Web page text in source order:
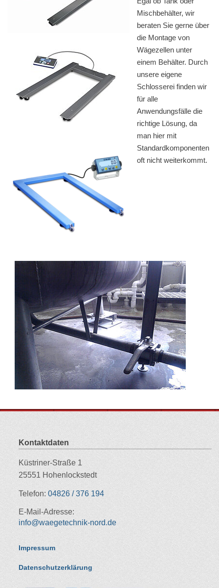
Mischbehälter, wir
beraten Sie gerne über
die Montage von
Wägezellen unter
einem Behälter. Durch
unsere eigene
Schlosserei finden wir
für alle
Anwendungsfälle die
richtige Lösung, da
man hier mit
Standardkomponenten
oft nicht weiterkommt.
Kontaktdaten
Küstriner-Straße 1
25551 Hohenlockstedt
Telefon: 04826 / 376 194
E-Mail-Adresse:
info@waegetechnik-nord.de
Impressum
Datenschutzerklärung